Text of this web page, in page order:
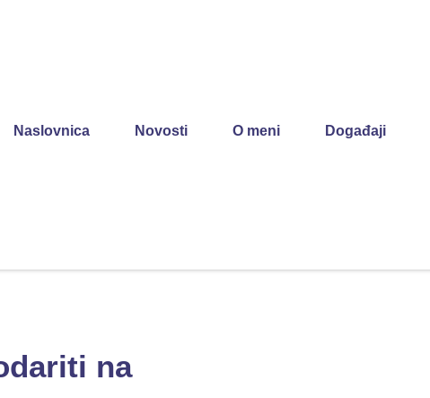
Naslovnica Novosti O meni Događaji
na